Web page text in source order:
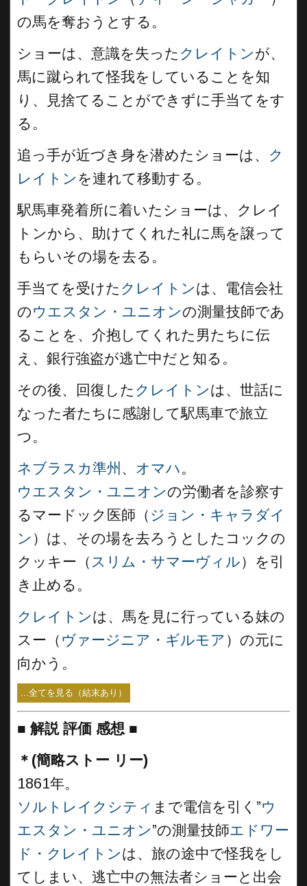
の馬を奪おうとする。
ショーは、意識を失った クレイトンが、
馬に蹴られて怪我をしていることを知
り、見捨てることができずに手当てをす
る。
追っ手が近づき身を潜めたショーは、 ク
レイトン を連れて移動する。
駅馬車発着所に着いたショーは、クレイ
トンから、助けてくれた礼に馬を譲って
もらいその場を去る。
手当てを受けた クレイトンは、電信会社
のウエスタン・ユニオンの測量技師であ
ることを、介抱してくれた男たちに伝
え、銀行強盗が逃亡中だと知る。
その後、回復した クレイトンは、世話に
なった者たちに感謝して駅馬車で旅立
つ。
ネブラスカ準州 、 オマハ。
ウエスタン・ユニオンの労働者を診察す
るマードック医師（ ジョン・キャラダイ
ン ）は、その場を去ろうとしたコックの
クッキー（ スリム・サマーヴィル）を引
き止める。
クレイトンは、馬を見に行っている妹の
スー（ ヴァージニア・ギルモア ）の元に
向かう。
...全てを見る（結末あり）
■ 解説 評価 感想 ■
＊(簡略ストー リー)
1861年。
ソルトレイクシティ まで電信を引く”ウ
エスタン・ユニオン”の測量技師エドワー
ド・クレイトンは、旅の途中で怪我をし
てしまい、逃亡中の無法者ショーと出会